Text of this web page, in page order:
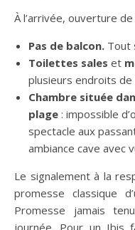
À l’arrivée, ouverture
Pas de balcon. Tout
Toilettes sales et
plusieurs endroits de
Chambre située
plage : impossible
spectacle aux
ambiance cave avec
Le signalement à la
promesse classique
Promesse jamais
journée. Pour un Ibis